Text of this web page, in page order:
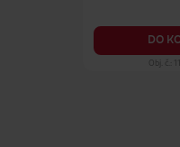
DO
Obj. č.: